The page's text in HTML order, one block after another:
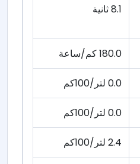
8.1 ثانية
180.0 كم/ساعة
0.0 لتر/100كم
0.0 لتر/100كم
2.4 لتر/100كم